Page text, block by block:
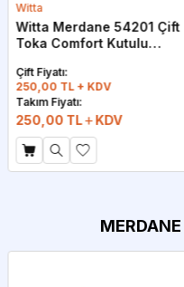
Witta
Witta Merdane 54201 Çift
Toka Comfort Kutulu
Çift Fiyatı:
250,00 TL + KDV
Takım Fiyatı:
250,00 TL KDV